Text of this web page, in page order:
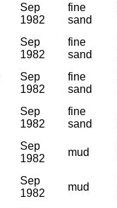
Sep
1982
fine
sand
Sep
1982
fine
sand
Sep
1982
fine
sand
Sep
1982
fine
sand
Sep
1982
mud
Sep
1982
mud